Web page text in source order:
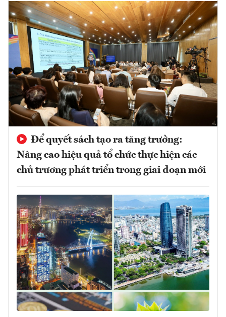
Để quyết sách tạo ra tăng trưởng:
Nâng cao hiệu quả tổ chức thực hiện các
chủ trương phát triển trong giai đoạn mới